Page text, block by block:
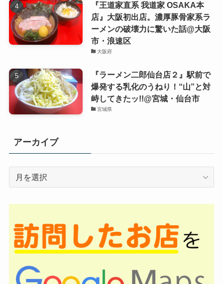
『王道家直系 我道家 OSAKA本
店』大阪初出店。濃厚豚骨家系ラ
ーメンの破壊力に驚いた話@大阪
市・浪速区
大阪府
『ラーメン二郎仙台店２』駅前で
爆発する乳化のうねり！“山”と対
峙してきたッ!!@宮城・仙台市
宮城県
アーカイブ
ブ